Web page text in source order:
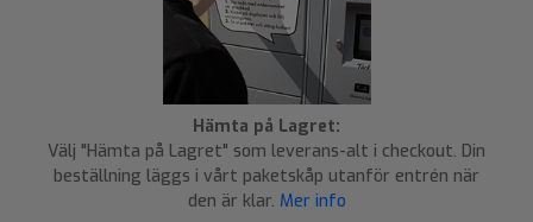
Hämta på Lagret:
Välj "Hämta på Lagret" som leverans-alt i checkout. Din
beställning läggs i vårt paketskåp utanför entrén när
den är klar. Mer info